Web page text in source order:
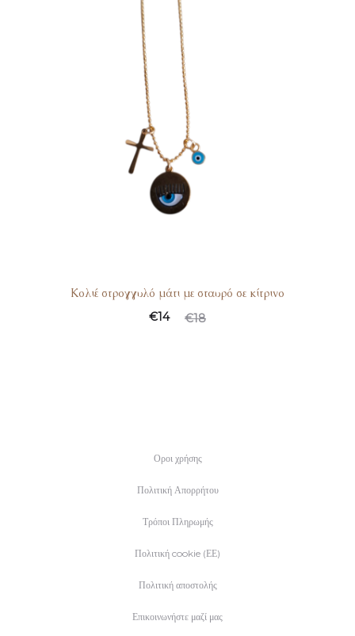
Κολιέ στρογγυλό μάτι με σταυρό σε κίτρινο
€18
€14
Οροι χρήσης
Πολιτική Απορρήτου
Τρόποι Πληρωμής
Πολιτική cookie (ΕΕ)
Πολιτική αποστολής
Επικοινωνήστε μαζί μας